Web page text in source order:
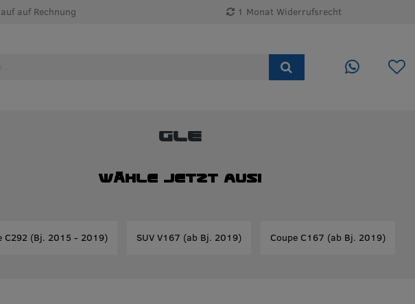
auf Rechnung 1 Monat Widerrufsrecht
GLE
Wähle jetzt aus!
C292 (Bj. 2015 - 2019) SUV V167 (ab Bj. 2019) Coupe C167 (ab Bj. 2019)